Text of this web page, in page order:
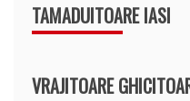
TAMADUITOARE IASI
VRAJITOARE